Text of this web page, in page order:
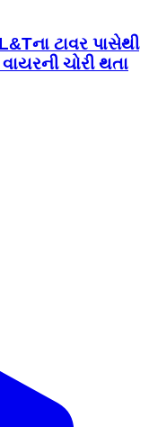
ટાવર પાસેથી
ચોરી થતા